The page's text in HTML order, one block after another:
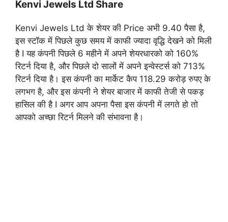
Kenvi Jewels Ltd Share
Kenvi Jewels Ltd के शेयर की Price अभी 9.40 पैसा है,
इस स्टॉक में पिछले कुछ समय में काफी ज्यादा वृद्धि देखने को मिली
है I यह कंपनी पिछले 6 महीने में अपने शेयरधारको को 160%
रिटर्न दिया है, और पिछले दो सालों में अपने इन्वेस्टर्स को 713%
रिटर्न दिया है। इस कंपनी का मार्केट कैप 118.29 करोड़ रुपए के
लगभग है, और इस कंपनी ने शेयर बाजार में काफी तेजी से पकड़
हासिल की है I अगर आप अपना पैसा इस कंपनी में लगते हो तो
आपको अच्छा रिटर्न मिलने की संभावना है।